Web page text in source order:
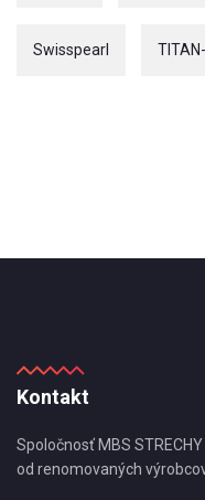
Swisspearl
Kontakt
Spoločnosť MBS
od renomovaných